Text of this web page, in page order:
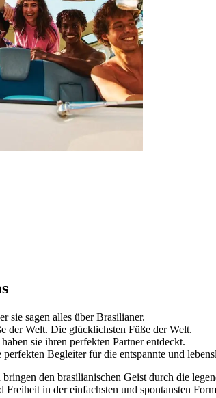
sie sagen alles über Brasilianer.
der Welt. Die glücklichsten Füße der Welt.
sie ihren perfekten Partner entdeckt.
Begleiter für die entspannte und
den brasilianischen Geist durch die
in der einfachsten und spontansten